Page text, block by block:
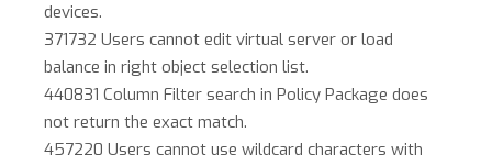
devices.
371732 Users cannot edit virtual server or load
balance in right object selection list.
440831 Column Filter search in Policy Package does
not return the exact match.
457220 Users cannot use wildcard characters with